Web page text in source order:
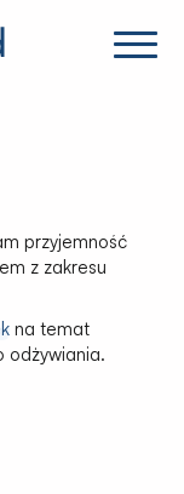
przyjemność
z zakresu
na temat
odżywiania.